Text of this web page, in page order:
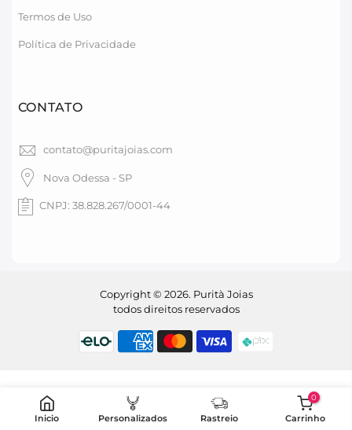
Termos de Uso
Política de Privacidade
CONTATO
contato@puritajoias.com
Nova Odessa - SP
CNPJ: 38.828.267/0001-44
Copyright © 2026. Purità Joias
todos direitos reservados
Inicio Personalizados Rastreio
0
Carrinho